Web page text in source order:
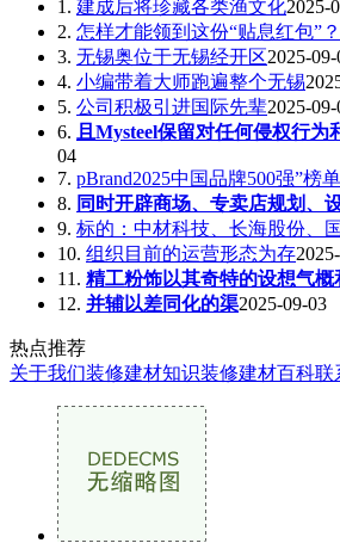
1. 建成后将珍藏各类渔文化2025-
2. 怎样才能领到这份“贴息红包”
3. 无锡奥位于无锡经开区2025-09-
4. 小编带着大师跑遍整个无锡
5. 公司积极引进国际先辈2025-09-
6. 且Mysteel保留对任何侵权行为
04
7. pBrand2025中国品牌500强”榜
8. 同时开辟商场、专卖店规划、
9. 标的：中材科技、长海股份、
10. 组织目前的运营形态为存
11. 精工粉饰以其奇特的设想气概
12. 并辅以差同化的渠2025-09-03
热点推荐
关于我们装修建材知识装修建材百科联